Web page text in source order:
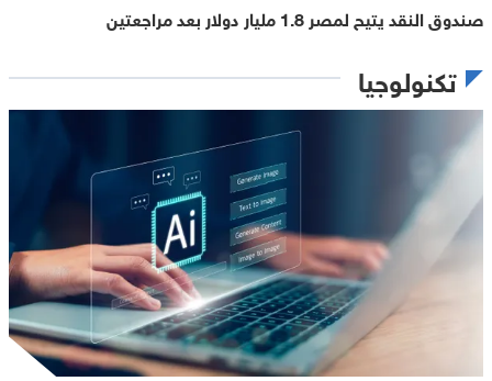
صندوق النقد يتيح لمصر 1.8 مليار دولار بعد مراجعتين
تكنولوجيا